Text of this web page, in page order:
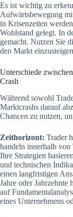
Es ist wichtig zu
Aufwärtsbewegung
in Krisenzeiten
Wohlstand gelegt. In
gemacht. Nutzen Sie
den Markt
Unterschiede
Crash
Während sowohl
Marktcrashs darauf
Chancen zu nutzen,
Zeithorizont: Trader
handeln innerhalb von
Ihre Strategien
und technischen
einen langfristigen
Jahre oder Jahrzehnte
auf
eines Unternehmens